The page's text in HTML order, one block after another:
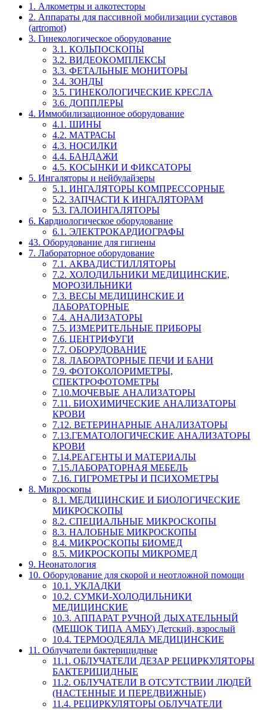
1. Алкометры и алкотесторы
2. Аппараты для пассивной мобилизации суставов
(artromot)
3. Гинекологическое оборудование
3.1. КОЛЬПОСКОПЫ
3.2. ВИДЕОКОМПЛЕКСЫ
3.3. ФЕТАЛЬНЫЕ МОНИТОРЫ
3.4. ЗОНДЫ
3.5. ГИНЕКОЛОГИЧЕСКИЕ КРЕСЛА
3.6. ДОППЛЕРЫ
4. Иммобилизационное оборудование
4.1. ШИНЫ
4.2. МАТРАСЫ
4.3. НОСИЛКИ
4.4. БАНДАЖИ
4.5. КОСЫНКИ И ФИКСАТОРЫ
5. Ингаляторы и нейбулайзеры
5.1. ИНГАЛЯТОРЫ КОМПРЕССОРНЫЕ
5.2. ЗАПЧАСТИ К ИНГАЛЯТОРАМ
5.3. ГАЛОИНГАЛЯТОРЫ
6. Кардиологическое оборудование
6.1. ЭЛЕКТРОКАРДИОГРАФЫ
43. Оборудование для гигиены
7. Лабораторное оборудование
7.1. АКВАДИСТИЛЛЯТОРЫ
7.2. ХОЛОДИЛЬНИКИ МЕДИЦИНСКИЕ,
МОРОЗИЛЬНИКИ
7.3. ВЕСЫ МЕДИЦИНСКИЕ И
ЛАБОРАТОРНЫЕ
7.4. АНАЛИЗАТОРЫ
7.5. ИЗМЕРИТЕЛЬНЫЕ ПРИБОРЫ
7.6. ЦЕНТРИФУГИ
7.7. ОБОРУДОВАНИЕ
7.8. ЛАБОРАТОРНЫЕ ПЕЧИ И БАНИ
7.9. ФОТОКОЛОРИМЕТРЫ,
СПЕКТРОФОТОМЕТРЫ
7.10.МОЧЕВЫЕ АНАЛИЗАТОРЫ
7.11. БИОХИМИЧЕСКИЕ АНАЛИЗАТОРЫ
КРОВИ
7.12. ВЕТЕРИНАРНЫЕ АНАЛИЗАТОРЫ
7.13.ГЕМАТОЛОГИЧЕСКИЕ АНАЛИЗАТОРЫ
КРОВИ
7.14.РЕАГЕНТЫ И МАТЕРИАЛЫ
7.15.ЛАБОРАТОРНАЯ МЕБЕЛЬ
7.16. ГИГРОМЕТРЫ И ПСИХОМЕТРЫ
8. Микроскопы
8.1. МЕДИЦИНСКИЕ И БИОЛОГИЧЕСКИЕ
МИКРОСКОПЫ
8.2. СПЕЦИАЛЬНЫЕ МИКРОСКОПЫ
8.3. НАЛОБНЫЕ МИКРОСКОПЫ
8.4. МИКРОСКОПЫ БИОМЕД
8.5. МИКРОСКОПЫ МИКРОМЕД
9. Неонатология
10. Оборудование для скорой и неотложной помощи
10.1. УКЛАДКИ
10.2. СУМКИ-ХОЛОДИЛЬНИКИ
МЕДИЦИНСКИЕ
10.3. АППАРАТ РУЧНОЙ ДЫХАТЕЛЬНЫЙ
(МЕШОК ТИПА АМБУ) Детский, взрослый
10.4. ТЕРМООДЕЯЛА МЕДИЦИНСКИЕ
11. Облучатели бактерицидные
11.1. ОБЛУЧАТЕЛИ ДЕЗАР РЕЦИРКУЛЯТОРЫ
БАКТЕРИЦИДНЫЕ
11.2. ОБЛУЧАТЕЛИ В ОТСУТСТВИИ ЛЮДЕЙ
(НАСТЕННЫЕ И ПЕРЕДВИЖНЫЕ)
11.4. РЕЦИРКУЛЯТОРЫ ОБЛУЧАТЕЛИ